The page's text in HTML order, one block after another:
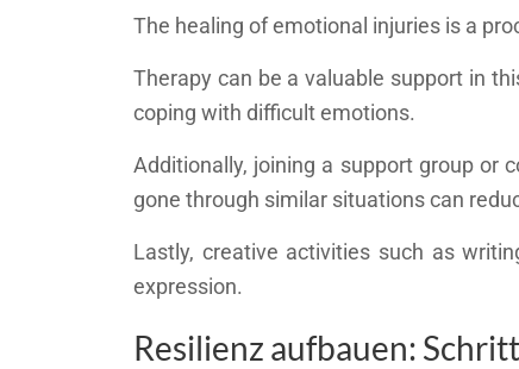
The healing of emotional injuries is a
Therapy can be a valuable support in
coping with difficult emotions.
Additionally, joining a support group or
gone through similar situations can
Lastly, creative activities such as
expression.
Resilienz aufbauen: